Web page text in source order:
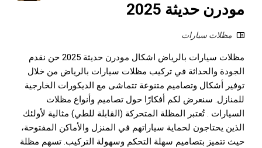
مودرن حديثة 2025
مظلات سيارات
مظلات سيارات بالرياض اشكال مودرن حديثة 2025 حن نقدم
الجودة والحداثة في تركيب مظلات سيارات بالرياض من خلال
توفير أشكال وتصاميم متنوعة تتماشى مع الديكورات الخارجية
للمنازل. سنعرض لكم أفكارًا حول تصاميم وأنواع مظلات
السيارات . تُعتبر المظلة المتحركة (القابلة للطي) مثالية لأولئك
الذين يحتاجون لحماية سياراتهم في المنزل والأماكن المفتوحة،
حيث تتميز بتصاميم سهلة التحكم وسهولة التركيب. تسهم مظلة